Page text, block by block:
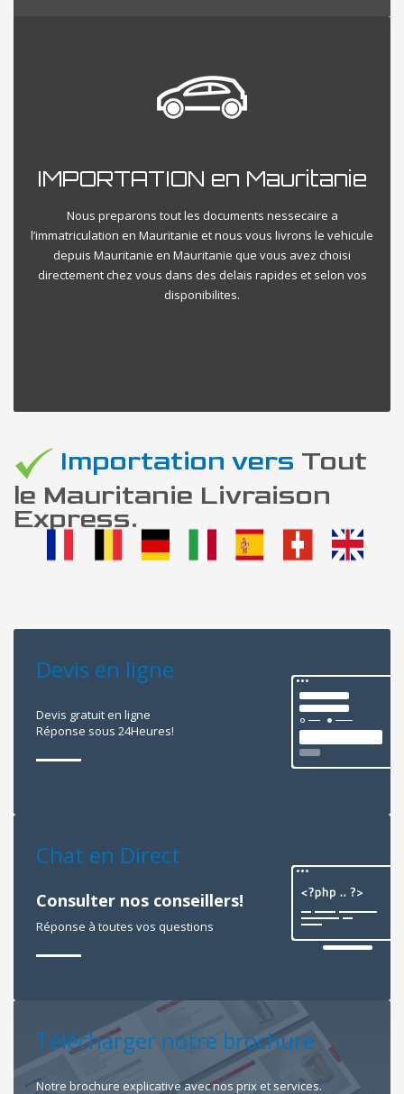
IMPORTATION en Mauritanie
Nous preparons tout les documents nessecaire a
l’immatriculation en Mauritanie et nous vous livrons le vehicule
depuis Mauritanie en Mauritanie que vous avez choisi
directement chez vous dans des delais rapides et selon vos
disponibilites.
Importation vers Tout
le Mauritanie Livraison
Express.
Devis en ligne
Devis gratuit en ligne
Réponse sous 24Heures!
Chat en Direct
Consulter nos conseillers!
Réponse à toutes vos questions
Télécharger notre brochure
Notre brochure explicative avec nos prix et services.